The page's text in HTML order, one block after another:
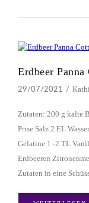
Erdbeer Panna
29/07/2021
Zutaten: 200 g kalte
Prise Salz 2 EL
Gelatine 1 -2 TL
Erdbeeren
Zutaten in eine